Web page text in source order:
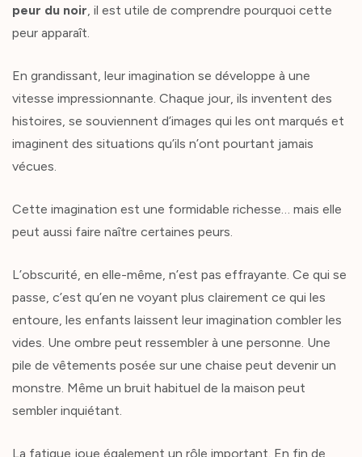
peur du noir , il est utile de comprendre pourquoi cette
peur apparaît.
En grandissant, leur imagination se développe à une
vitesse impressionnante. Chaque jour, ils inventent des
histoires, se souviennent d’images qui les ont marqués et
imaginent des situations qu’ils n’ont pourtant jamais
vécues.
Cette imagination est une formidable richesse… mais elle
peut aussi faire naître certaines peurs.
L’obscurité, en elle-même, n’est pas effrayante. Ce qui se
passe, c’est qu’en ne voyant plus clairement ce qui les
entoure, les enfants laissent leur imagination combler les
vides. Une ombre peut ressembler à une personne. Une
pile de vêtements posée sur une chaise peut devenir un
monstre. Même un bruit habituel de la maison peut
sembler inquiétant.
La fatigue joue également un rôle important. En fin de